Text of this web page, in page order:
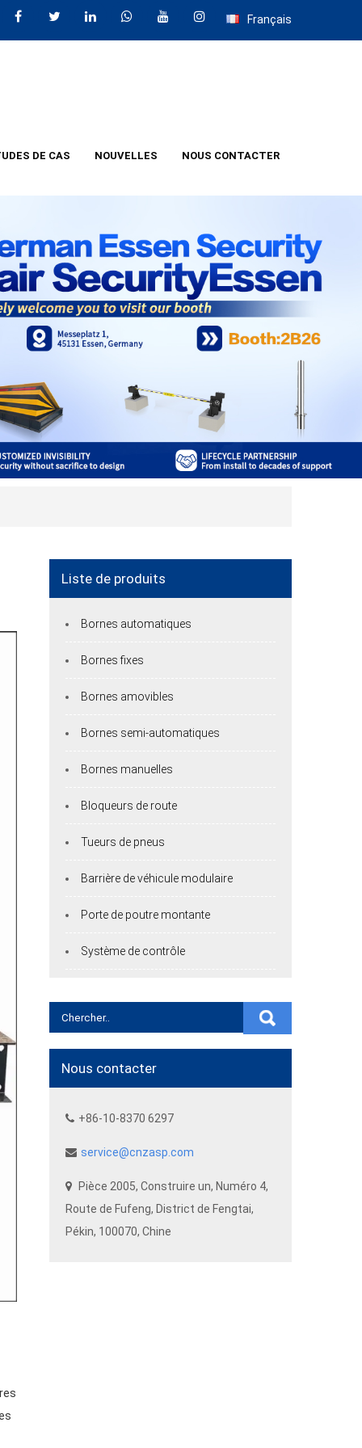
Français
DE CAS NOUVELLES NOUS CONTACTER
Liste de produits
Bornes automatiques
Bornes fixes
Bornes amovibles
Bornes semi-automatiques
Bornes manuelles
Bloqueurs de route
Tueurs de pneus
Barrière de véhicule modulaire
Porte de poutre montante
Système de contrôle
Nous contacter
+86-10-8370 6297
service@cnzasp.com
Pièce 2005, Construire un, Numéro 4,
Route de Fufeng, District de Fengtai,
Pékin, 100070, Chine